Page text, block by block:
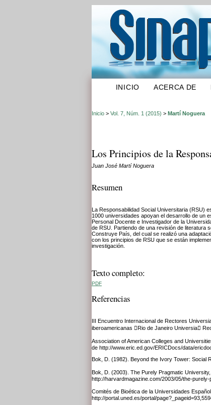
INICIO ACERCA DE
Inicio > Vol. 7, Núm. 1 (2015) > Martí Noguera
Los Principios de la
Juan José Martí Noguera
Resumen
La Responsabilidad Social Universitaria (RSU)
1000 universidades apoyan el desarrollo de un
Personal Docente e Investigador de la
de RSU. Partiendo de una revisión de literatura
Construye País, del cual se realizó una
con los principios de RSU que se están
investigación.
Texto completo:
PDF
Referencias
III Encuentro Internacional de Rectores
iberoamericanas Rio de Janeiro Universia
Association of American Colleges and
de http://www.eric.ed.gov/ERICDocs/data/
Bok, D. (1982). Beyond the Ivory Tower: Social
Bok, D. (2003). The Purely Pragmatic
http://harvardmagazine.com/2003/05/the-purely-
Comités de Bioética de la Universidades
http://portal.uned.es/portal/